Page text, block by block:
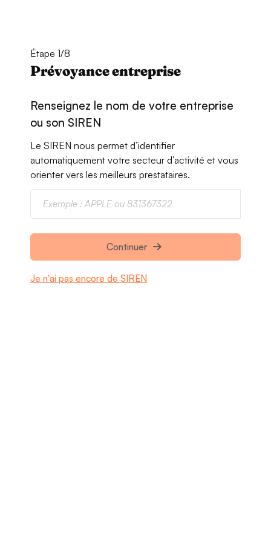
Étape 1/8
Prévoyance entreprise
Renseignez le nom de votre entreprise
ou son SIREN
Le SIREN nous permet d’identifier
automatiquement votre secteur d’activité et vous
orienter vers les meilleurs prestataires.
Continuer
Je n'ai pas encore de SIREN